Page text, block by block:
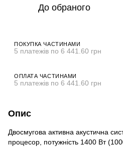
До обраного
ПОКУПКА ЧАСТИНАМИ
5 платежів по 6 441.60 грн
ОПЛАТА ЧАСТИНАМИ
5 платежів по 6 441.60 грн
Опис
Двосмугова активна акустична
процесор, потужність 1400 Вт